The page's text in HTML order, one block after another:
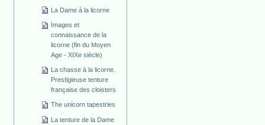
La Dame à la licorne
Images et
connaissance de la
licorne (fin du Moyen
Age - XIXe siècle)
La chasse à la licorne.
Prestigieuse tenture
française des cloisters
The unicorn tapestries
La tenture de la Dame